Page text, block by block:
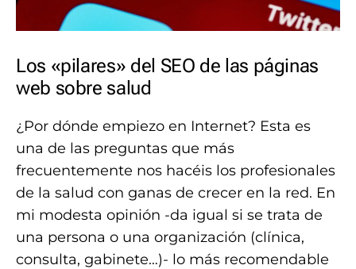
Los «pilares»​ del SEO de las páginas
web sobre salud
¿Por dónde empiezo en Internet? Esta es
una de las preguntas que más
frecuentemente nos hacéis los profesionales
de la salud con ganas de crecer en la red. En
mi modesta opinión -da igual si se trata de
una persona o una organización (clínica,
consulta, gabinete…)- lo más recomendable